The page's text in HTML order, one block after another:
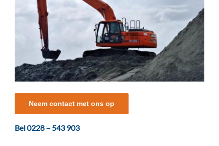
Neem contact met ons op
Bel 0228 – 543 903